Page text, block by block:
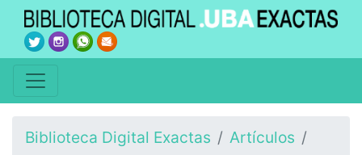
Biblioteca Digital Exactas Artículos